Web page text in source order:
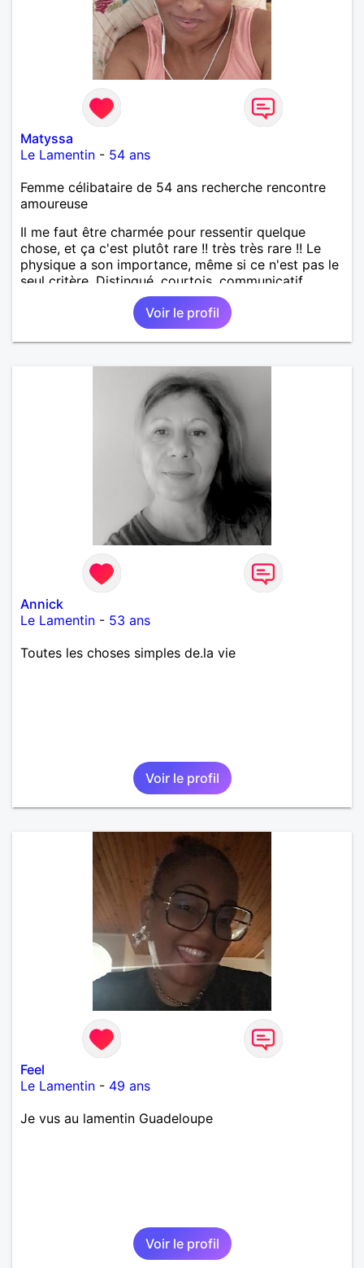
Matyssa
Le Lamentin - 54 ans
Femme célibataire de 54 ans recherche rencontre
amoureuse
Il me faut être charmée pour ressentir quelque
chose, et ça c'est plutôt rare !! très très rare !! Le
physique a son importance, même si ce n'est pas le
seul critère. Distingué, courtois, communicatif,
drôle, intelligent... Les bwabwas de services
m'insupportent !!! Je recherche des contacts
résidant sur l'île ... les échanges à distance ne sont
pas dans mes prérogatives
Voir le profil
Annick
Le Lamentin - 53 ans
Toutes les choses simples de.la vie
Voir le profil
Feel
Le Lamentin - 49 ans
Je vus au lamentin Guadeloupe
Voir le profil